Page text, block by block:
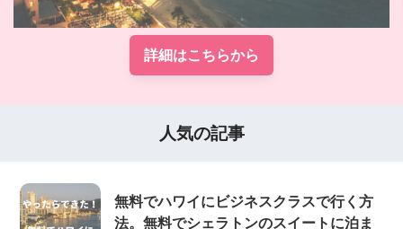
詳細はこちらから
人気の記事
無料でハワイにビジネスクラスで行く方
法。無料でシェラトンのスイートに泊ま